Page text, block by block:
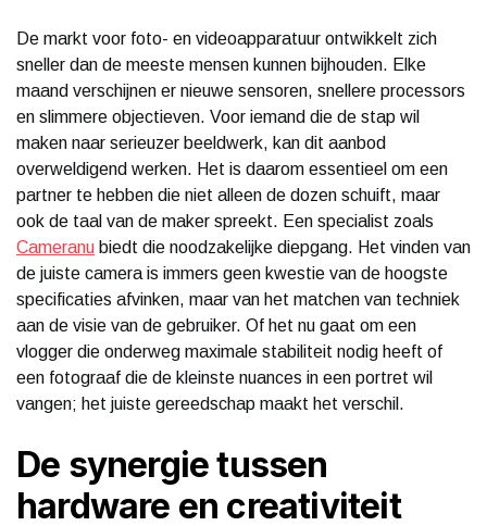
De markt voor foto- en videoapparatuur ontwikkelt zich
sneller dan de meeste mensen kunnen bijhouden. Elke
maand verschijnen er nieuwe sensoren, snellere processors
en slimmere objectieven. Voor iemand die de stap wil
maken naar serieuzer beeldwerk, kan dit aanbod
overweldigend werken. Het is daarom essentieel om een
partner te hebben die niet alleen de dozen schuift, maar
ook de taal van de maker spreekt. Een specialist zoals
Cameranu biedt die noodzakelijke diepgang. Het vinden van
de juiste camera is immers geen kwestie van de hoogste
specificaties afvinken, maar van het matchen van techniek
aan de visie van de gebruiker. Of het nu gaat om een
vlogger die onderweg maximale stabiliteit nodig heeft of
een fotograaf die de kleinste nuances in een portret wil
vangen; het juiste gereedschap maakt het verschil.
De synergie tussen
hardware en creativiteit